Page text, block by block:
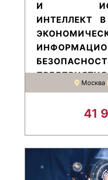
И
ИНТЕЛЛЕКТ
Москва
41